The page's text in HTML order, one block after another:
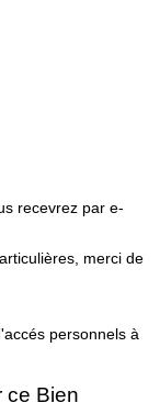
recevrez par e-
merci de
personnels à
ce Bien